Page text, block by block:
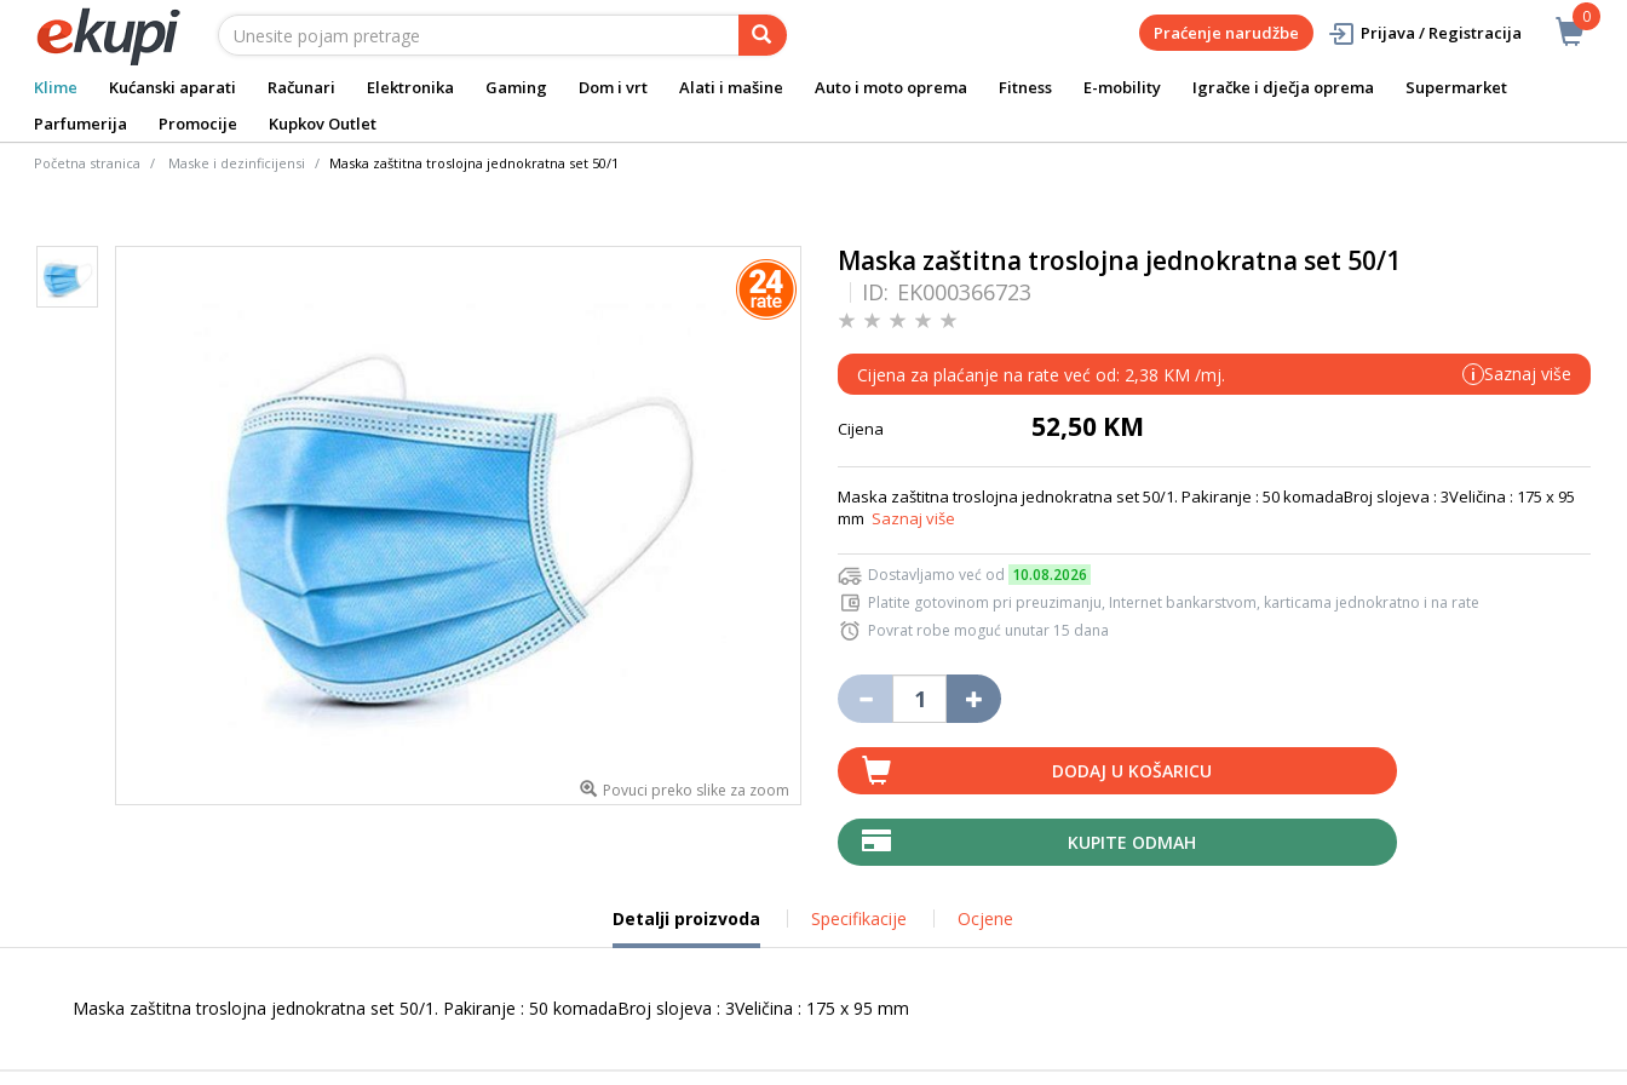
0
Praćenje narudžbe Prijava / Registracija
Klime Kućanski aparati Računari Elektronika Gaming Dom i vrt Alati i mašine Auto i moto oprema Fitness E-mobility Igračke i dječja oprema
Supermarket
Parfumerija
Promocije Kupkov Outlet
Početna stranica Maske i dezinficijensi Maska zaštitna troslojna jednokratna set 50/1
Povuci preko slike za zoom
Maska zaštitna troslojna jednokratna set 50/1
ID: EK000366723
Cijena za plaćanje na rate već od: 2,38 KM /mj. i Saznaj više
Cijena 52,50 KM
Maska zaštitna troslojna jednokratna set 50/1. Pakiranje : 50 komadaBroj slojeva : 3Veličina : 175 x 95
mm Saznaj više
Dostavljamo već od 10.08.2026
Platite gotovinom pri preuzimanju, Internet bankarstvom, karticama jednokratno i na rate
Povrat robe moguć unutar 15 dana
DODAJ U KOŠARICU
KUPITE ODMAH
Detalji proizvoda Specifikacije Ocjene
Maska zaštitna troslojna jednokratna set 50/1. Pakiranje : 50 komadaBroj slojeva : 3Veličina : 175 x 95 mm